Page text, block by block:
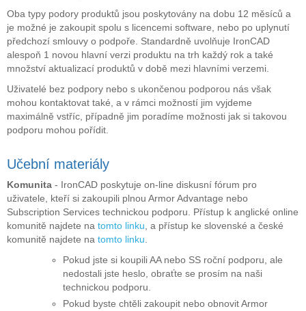
Oba typy podory produktů jsou poskytovány na dobu 12 měsíců a
je možné je zakoupit spolu s licencemi software, nebo po uplynutí
předchozí smlouvy o podpoře. Standardně uvolňuje IronCAD
alespoň 1 novou hlavní verzi produktu na trh každý rok a také
množství aktualizací produktů v době mezi hlavními verzemi.
Uživatelé bez podpory nebo s ukončenou podporou nás však
mohou kontaktovat také, a v rámci možností jim vyjdeme
maximálně vstříc, případně jim poradíme možnosti jak si takovou
podporu mohou pořídit.
Učební materiály
Komunita - IronCAD poskytuje on-line diskusní fórum pro
uživatele, kteří si zakoupili plnou Armor Advantage nebo
Subscription Services technickou podporu. Přístup k anglické online
komunitě najdete na tomto linku , a přístup ke slovenské a české
komunitě najdete na tomto linku
Pokud jste si koupili AA nebo SS roční podporu, ale
nedostali jste heslo, obraťte se prosím na naši
technickou podporu.
Pokud byste chtěli zakoupit nebo obnovit Armor